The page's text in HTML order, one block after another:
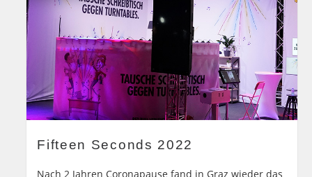
Fifteen Seconds 2022